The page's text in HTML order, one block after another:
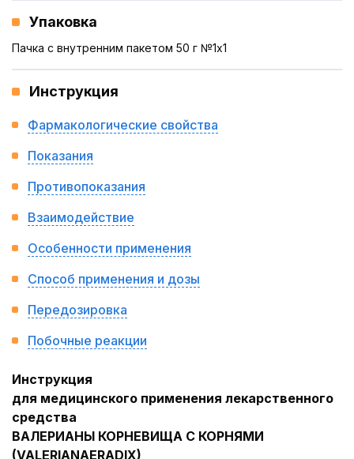
Упаковка
Пачка с внутренним пакетом 50 г №1x1
Инструкция
Фармакологические свойства
Показания
Противопоказания
Взаимодействие
Особенности применения
Способ применения и дозы
Передозировка
Побочные реакции
Инструкция
для медицинского применения лекарственного
средства
ВАЛЕРИАНЫ КОРНЕВИЩА С КОРНЯМИ
(VALERIANAERADIX)